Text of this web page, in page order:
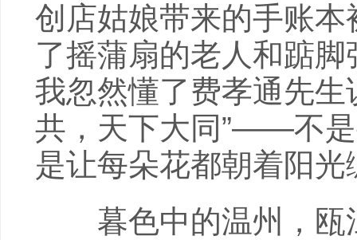
创店姑娘带来的手账
了摇蒲扇的老人和踮
我忽然懂了费孝通先
共，天下大同”——不
是让每朵花都朝着阳
暮色中的温州，瓯